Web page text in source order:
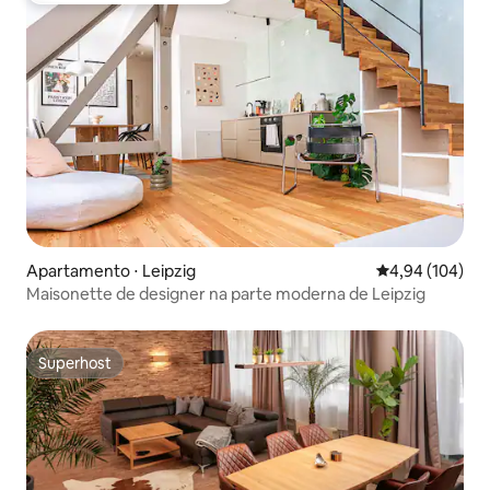
Apartamento ⋅ Leipzig 4,94 de uma
4,94 (104)
Maisonette de designer na parte moderna de Leipzig
Superhost
Superhost